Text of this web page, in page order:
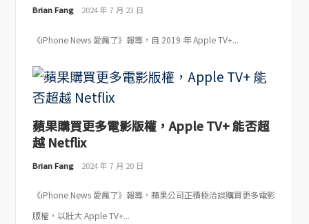
Brian Fang 2024 年 7 月 23 日
《iPhone News 愛瘋了》報導，自 2019 年 Apple TV+...
蘋果購買更多電影版權，Apple TV+ 能否超
越 Netflix
Brian Fang 2024 年 7 月 20 日
《iPhone News 愛瘋了》報導，蘋果公司正積極洽談購買更多電影
版權，以壯大 Apple TV+...